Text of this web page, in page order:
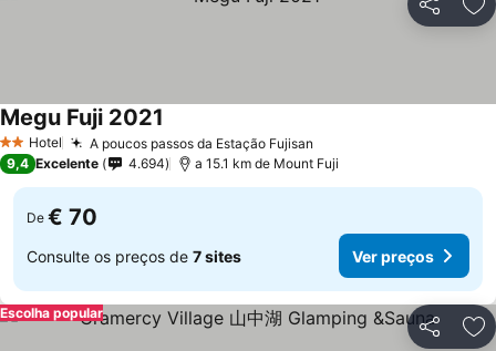
Partilhar
2 Estrelas
Hotel A poucos passos da Estação Fujisan
Megu Fuji 2021
9,4 Excelente 4.694 a 15.1 km de Mount Fuji
De € 70
Consulte os preços de 7 sites Ver preços
Partilhar
Escolha popular